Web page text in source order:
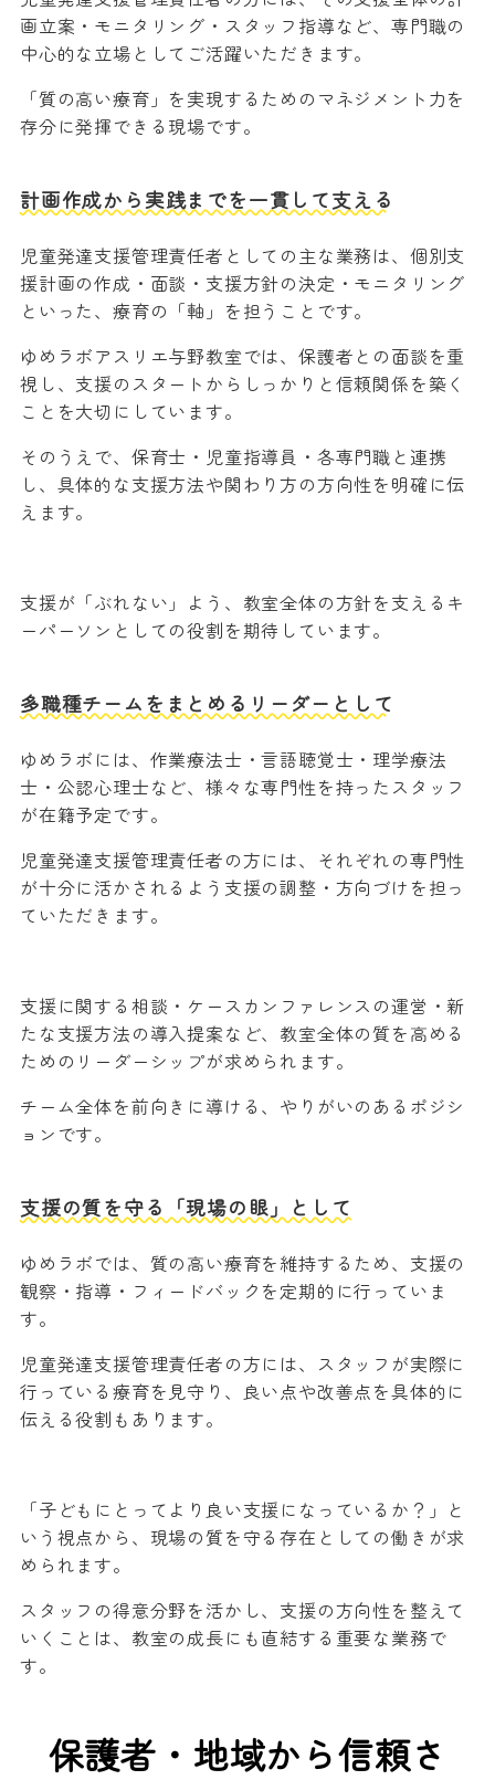
画立案・モニタリング・スタッフ指導など、専門職の
中心的な立場としてご活躍いただきます。
「質の高い療育」を実現するためのマネジメント力を
存分に発揮できる現場です。
計画作成から実践までを一貫して支える
児童発達支援管理責任者としての主な業務は、個別支
援計画の作成・面談・支援方針の決定・モニタリング
といった、療育の「軸」を担うことです。
ゆめラボアスリエ与野教室では、保護者との面談を重
視し、支援のスタートからしっかりと信頼関係を築く
ことを大切にしています。
そのうえで、保育士・児童指導員・各専門職と連携
し、具体的な支援方法や関わり方の方向性を明確に伝
えます。
支援が「ぶれない」よう、教室全体の方針を支えるキ
ーパーソンとしての役割を期待しています。
多職種チームをまとめるリーダーとして
ゆめラボには、作業療法士・言語聴覚士・理学療法
士・公認心理士など、様々な専門性を持ったスタッフ
が在籍予定です。
児童発達支援管理責任者の方には、それぞれの専門性
が十分に活かされるよう支援の調整・方向づけを担っ
ていただきます。
支援に関する相談・ケースカンファレンスの運営・新
たな支援方法の導入提案など、教室全体の質を高める
ためのリーダーシップが求められます。
チーム全体を前向きに導ける、やりがいのあるポジシ
ョンです。
支援の質を守る「現場の眼」として
ゆめラボでは、質の高い療育を維持するため、支援の
観察・指導・フィードバックを定期的に行っていま
す。
児童発達支援管理責任者の方には、スタッフが実際に
行っている療育を見守り、良い点や改善点を具体的に
伝える役割もあります。
「子どもにとってより良い支援になっているか？」と
いう視点から、現場の質を守る存在としての働きが求
められます。
スタッフの得意分野を活かし、支援の方向性を整えて
いくことは、教室の成長にも直結する重要な業務で
す。
保護者・地域から信頼さ